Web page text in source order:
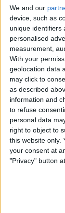
We and our
device, such as
unique identifiers
personalised
measurement,
With your
geolocation data
may click to
as described
information and
to refuse
personal data
right to object to
this website only.
your consent at
"Privacy" button
d’admetre la
perquè,
recursos són
segon lloc, i
assumeix
judicials
qüestió que
tres articles
al principi